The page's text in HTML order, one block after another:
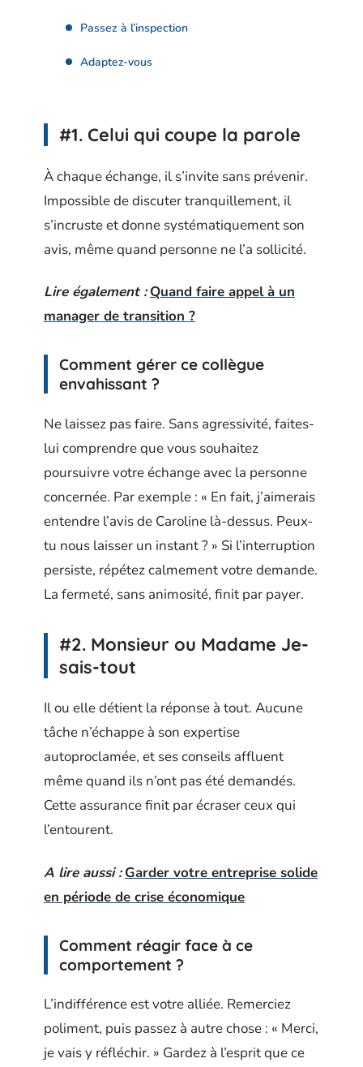
Passez à l’inspection
Adaptez-vous
#1. Celui qui coupe la parole
À chaque échange, il s’invite sans prévenir.
Impossible de discuter tranquillement, il
s’incruste et donne systématiquement son
avis, même quand personne ne l’a sollicité.
Lire également : Quand faire appel à un
manager de transition ?
Comment gérer ce collègue
envahissant ?
Ne laissez pas faire. Sans agressivité, faites-
lui comprendre que vous souhaitez
poursuivre votre échange avec la personne
concernée. Par exemple : « En fait, j’aimerais
entendre l’avis de Caroline là-dessus. Peux-
tu nous laisser un instant ? » Si l’interruption
persiste, répétez calmement votre demande.
La fermeté, sans animosité, finit par payer.
#2. Monsieur ou Madame Je-
sais-tout
Il ou elle détient la réponse à tout. Aucune
tâche n’échappe à son expertise
autoproclamée, et ses conseils affluent
même quand ils n’ont pas été demandés.
Cette assurance finit par écraser ceux qui
l’entourent.
A lire aussi : Garder votre entreprise solide
en période de crise économique
Comment réagir face à ce
comportement ?
L’indifférence est votre alliée. Remerciez
poliment, puis passez à autre chose : « Merci,
je vais y réfléchir. » Gardez à l’esprit que ce